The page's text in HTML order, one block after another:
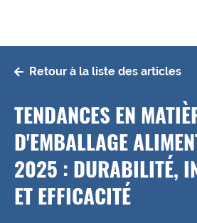
Retour à la liste des articles
TENDANCES EN
D'EMBALLAGE
2025 : DURABILITÉ,
ET EFFICACITÉ